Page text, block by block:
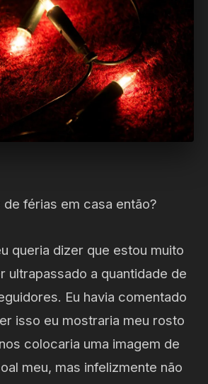
férias em casa então?
queria dizer que estou muito
ultrapassado a quantidade de
Eu havia comentado
isso eu mostraria meu rosto
colocaria uma imagem de
meu, mas infelizmente não